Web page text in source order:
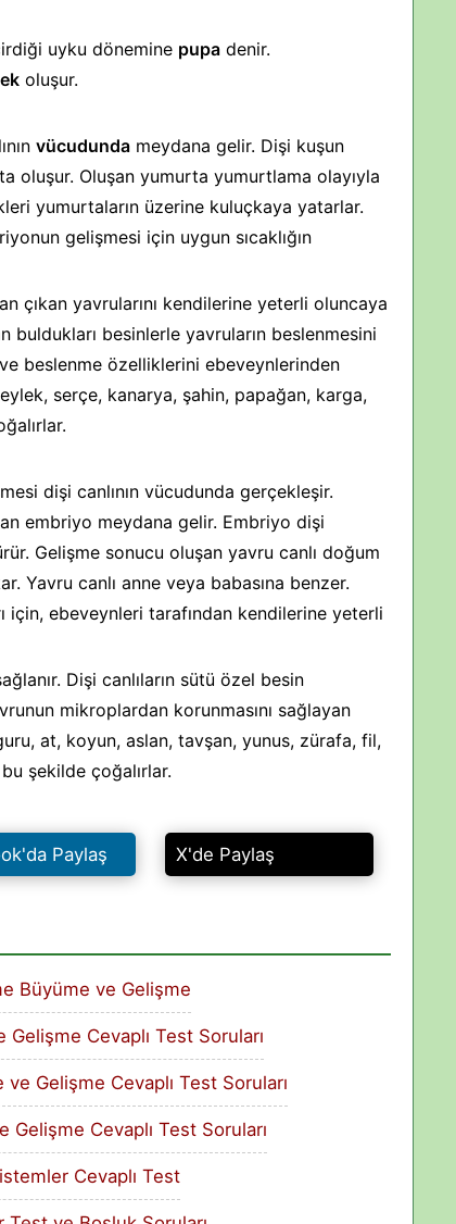
uyku dönemine pupa denir.
oluşur.
vücudunda meydana gelir. Dişi kuşun
oluşur. Oluşan yumurta yumurtlama olayıyla
yumurtaların üzerine kuluçkaya yatarlar.
gelişmesi için uygun sıcaklığın
çıkan yavrularını kendilerine yeterli oluncaya
buldukları besinlerle yavruların beslenmesini
beslenme özelliklerini ebeveynlerinden
serçe, kanarya, şahin, papağan, karga,
dişi canlının vücudunda gerçekleşir.
embriyo meydana gelir. Embriyo dişi
Gelişme sonucu oluşan yavru canlı doğum
Yavru canlı anne veya babasına benzer.
için, ebeveynleri tarafından kendilerine yeterli
Dişi canlıların sütü özel besin
mikroplardan korunmasını sağlayan
at, koyun, aslan, tavşan, yunus, zürafa, fil,
şekilde çoğalırlar.
Paylaş X'de Paylaş
Büyüme ve Gelişme
Cevaplı Test Soruları
Gelişme Cevaplı Test Soruları
Gelişme Cevaplı Test Soruları
Cevaplı Test